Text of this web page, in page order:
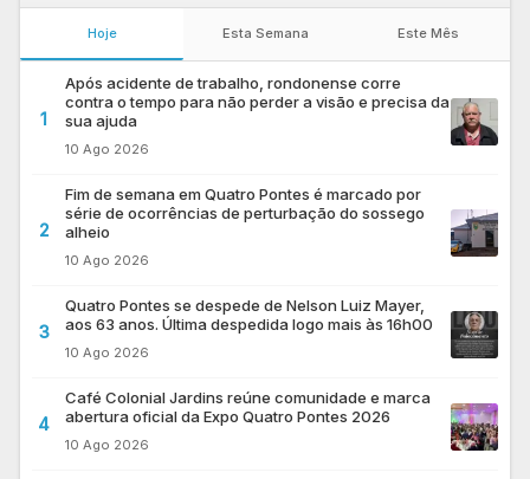
Hoje Esta Semana Este Mês
1
Após acidente de trabalho, rondonense corre
contra o tempo para não perder a visão e precisa da
sua ajuda
10 Ago 2026
2
Fim de semana em Quatro Pontes é marcado por
série de ocorrências de perturbação do sossego
alheio
10 Ago 2026
3
Quatro Pontes se despede de Nelson Luiz Mayer,
aos 63 anos. Última despedida logo mais às 16h00
10 Ago 2026
4
Café Colonial Jardins reúne comunidade e marca
abertura oficial da Expo Quatro Pontes 2026
10 Ago 2026